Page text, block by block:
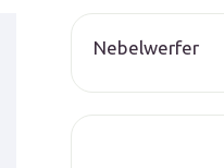
Nebelwerfer